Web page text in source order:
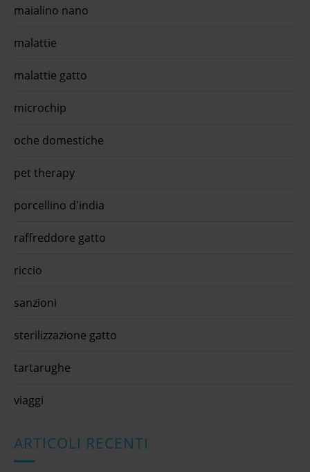
maialino nano
malattie
malattie gatto
microchip
oche domestiche
pet therapy
porcellino d'india
raffreddore gatto
riccio
sanzioni
sterilizzazione gatto
tartarughe
viaggi
ARTICOLI RECENTI